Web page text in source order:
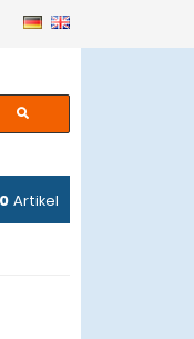
0 Artikel